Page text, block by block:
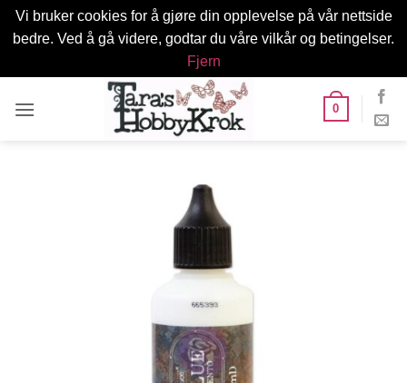
Vi bruker cookies for å gjøre din opplevelse på vår nettside
bedre. Ved å gå videre, godtar du våre vilkår og betingelser.
Fjern
0